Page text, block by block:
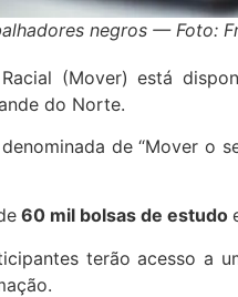
negros — Foto:
(Mover) está
do Norte.
de “Mover o
60 mil bolsas de estudo
terão acesso a